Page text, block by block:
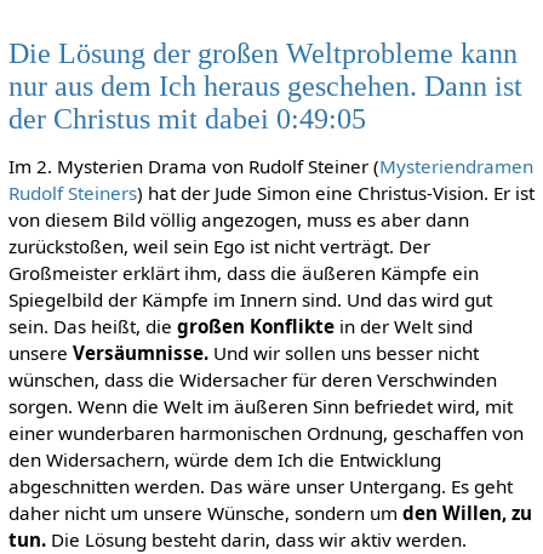
Die Lösung der großen Weltprobleme kann
nur aus dem Ich heraus geschehen. Dann ist
der Christus mit dabei 0:49:05
Im 2. Mysterien Drama von Rudolf Steiner (Mysteriendramen
Rudolf Steiners) hat der Jude Simon eine Christus-Vision. Er ist
von diesem Bild völlig angezogen, muss es aber dann
zurückstoßen, weil sein Ego ist nicht verträgt. Der
Großmeister erklärt ihm, dass die äußeren Kämpfe ein
Spiegelbild der Kämpfe im Innern sind. Und das wird gut
sein. Das heißt, die großen Konfliktein der Welt sind
unsere Versäumnisse.Und wir sollen uns besser nicht
wünschen, dass die Widersacher für deren Verschwinden
sorgen. Wenn die Welt im äußeren Sinn befriedet wird, mit
einer wunderbaren harmonischen Ordnung, geschaffen von
den Widersachern, würde dem Ich die Entwicklung
abgeschnitten werden. Das wäre unser Untergang. Es geht
daher nicht um unsere Wünsche, sondern um den Willen, zu
tun.Die Lösung besteht darin, dass wir aktiv werden.